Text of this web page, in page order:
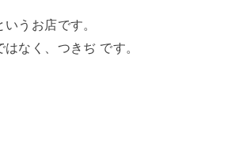
うお店です。
なく、つきぢ です。